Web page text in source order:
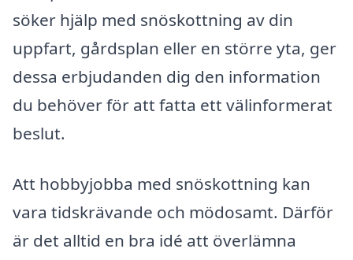
söker hjälp med snöskottning av din
uppfart, gårdsplan eller en större yta, ger
dessa erbjudanden dig den information
du behöver för att fatta ett välinformerat
beslut.
Att hobbyjobba med snöskottning kan
vara tidskrävande och mödosamt. Därför
är det alltid en bra idé att överlämna